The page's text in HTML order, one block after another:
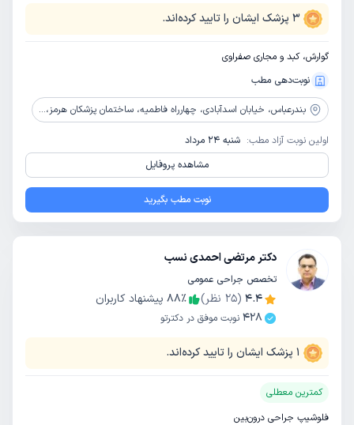
3 پزشک ایشان را تایید کرده‌اند.
گوارش، کبد و مجاری صفراوی
نوبت‌دهی مطب
بندرعباس، خیابان اسدآبادی، چهارراه فاطمیه، ساختمان پزشکان هرمز، بالای بانک کشاورزی، طبقه دوم
اولین نوبت آزاد مطب: شنبه 24 مرداد
مشاهده پروفایل
نوبت مطب بگیرید
دکتر مرتضی احمدی نسب
تخصص جراحی عمومی
4.4
(
25 نظر) 88٪
پیشنهاد کاربران
428 نوبت موفق در دکترتو
1 پزشک ایشان را تایید کرده‌اند.
کمترین معطلی
فلوشیپ جراحی درون‌بین